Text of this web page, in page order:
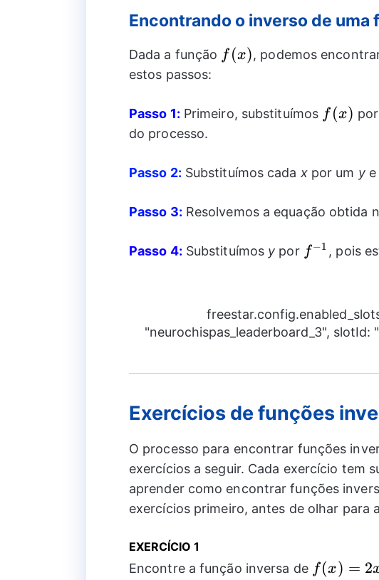
(x)\neq
{f(x)}
Encontrando o inverso de uma
Dada a função f(x)
f (x), podemos
estos passos:
Passo 1: Primeiro, substituímos f(x)
f (x) por
do processo.
Passo 2: Substituímos cada xpor um ye
Passo 3: Resolvemos a equação obtida
Passo 4: Substituímos y por {{f}^{-1}}
f−1 , pois
"neurochispas_leaderboard_3", slotId:
Exercícios de funções
O processo para encontrar funções
exercícios a seguir. Cada exercício tem
aprender como encontrar funções
exercícios primeiro, antes de olhar para
EXERCÍCIO 1
Encontre a função inversa de f(x)=2x-
f(x) = 2